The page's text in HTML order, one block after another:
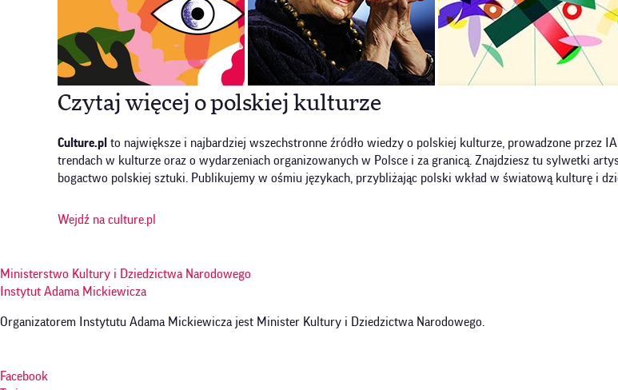
Czytaj więcej o polskiej kulturze
Culture.pl to największe i najbardziej wszechstronne źródło wiedzy o polskiej kulturze, prowadzone przez
trendach w kulturze oraz o wydarzeniach organizowanych w Polsce i za granicą. Znajdziesz tu sylwetki
bogactwo polskiej sztuki. Publikujemy w ośmiu językach, przybliżając polski wkład w światową kulturę i
Wejdź na culture.pl
Ministerstwo Kultury i Dziedzictwa Narodowego
Instytut Adama Mickiewicza
Organizatorem Instytutu Adama Mickiewicza jest Minister Kultury i Dziedzictwa Narodowego.
Facebook